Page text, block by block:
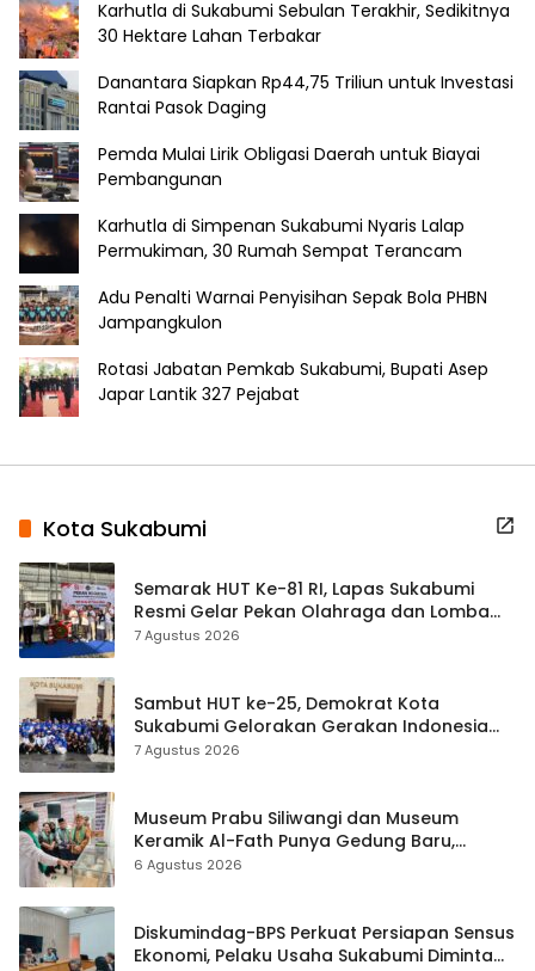
Karhutla di Sukabumi Sebulan Terakhir, Sedikitnya
30 Hektare Lahan Terbakar
Danantara Siapkan Rp44,75 Triliun untuk Investasi
Rantai Pasok Daging
Pemda Mulai Lirik Obligasi Daerah untuk Biayai
Pembangunan
Karhutla di Simpenan Sukabumi Nyaris Lalap
Permukiman, 30 Rumah Sempat Terancam
Adu Penalti Warnai Penyisihan Sepak Bola PHBN
Jampangkulon
Rotasi Jabatan Pemkab Sukabumi, Bupati Asep
Japar Lantik 327 Pejabat
Kota Sukabumi
Semarak HUT Ke-81 RI, Lapas Sukabumi
Resmi Gelar Pekan Olahraga dan Lomba
Tradisional
7 Agustus 2026
Sambut HUT ke-25, Demokrat Kota
Sukabumi Gelorakan Gerakan Indonesia
ASRI Lewat Aksi Bersih Masjid Agung
7 Agustus 2026
Museum Prabu Siliwangi dan Museum
Keramik Al-Fath Punya Gedung Baru,
Hampir 500 Koleksi Dipisahkan
6 Agustus 2026
Diskumindag-BPS Perkuat Persiapan Sensus
Ekonomi, Pelaku Usaha Sukabumi Diminta